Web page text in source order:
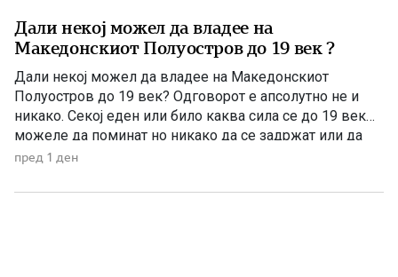
Дали некој можел да владее на
Македонскиот Полуостров до 19 век ?
Дали некој можел да владее на Македонскиот
Полуостров до 19 век? Одговорот е апсолутно не и
никако. Секој еден или било каква сила се до 19 век
можеле да поминат но никако да се задржат или да
управуваат поради неколку причини – планинската
климата и непознавање на населени места се […]
пред 1 ден